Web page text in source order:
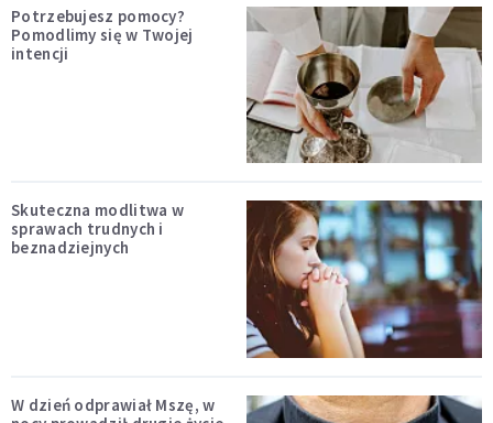
Potrzebujesz pomocy?
Pomodlimy się w Twojej
intencji
Skuteczna modlitwa w
sprawach trudnych i
beznadziejnych
W dzień odprawiał Mszę, w